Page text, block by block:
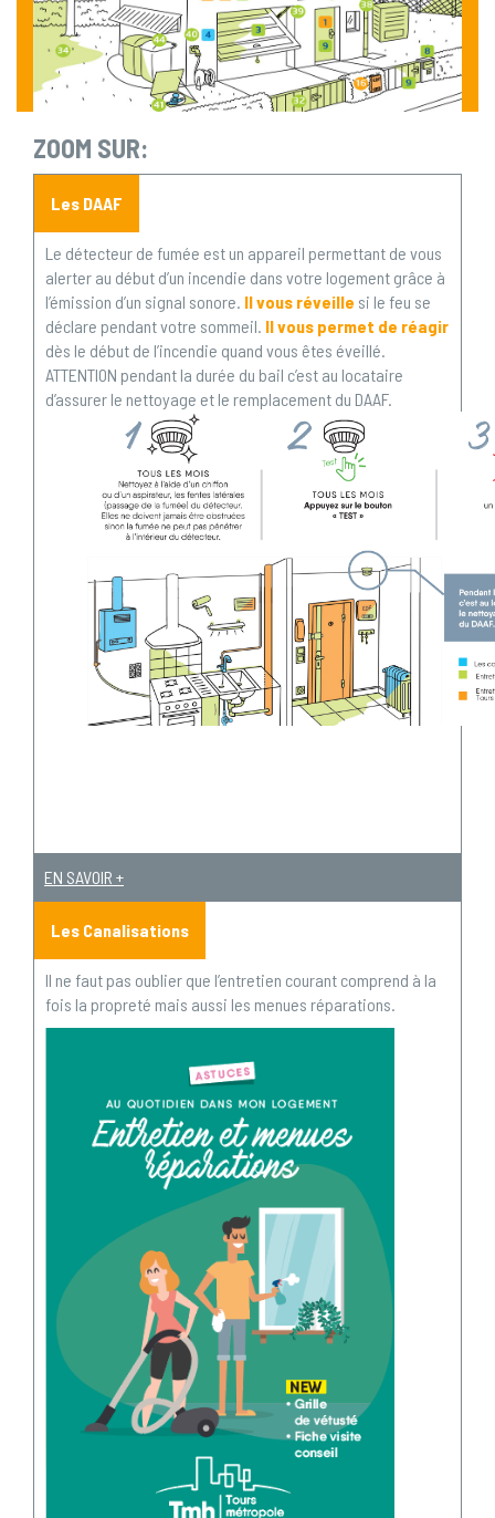
ZOOM SUR:
Les DAAF
Le détecteur de fumée est un appareil permettant de vous
alerter au début d’un incendie dans votre logement grâce à
l’émission d’un signal sonore. Il vous réveille si le feu se
déclare pendant votre sommeil. Il vous permet de réagir
dès le début de l’incendie quand vous êtes éveillé.
ATTENTION pendant la durée du bail c’est au locataire
d’assurer le nettoyage et le remplacement du DAAF.
EN SAVOIR +
Les Canalisations
Il ne faut pas oublier que l’entretien courant comprend à la
fois la propreté mais aussi les menues réparations.